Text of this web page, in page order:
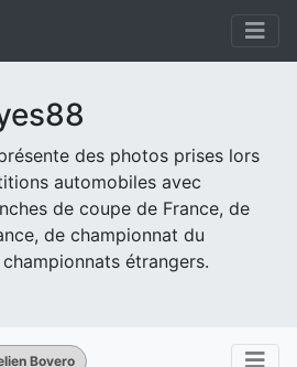
des photos prises lors
automobiles avec
de coupe de France, de
de championnat du
étrangers.
Bovero